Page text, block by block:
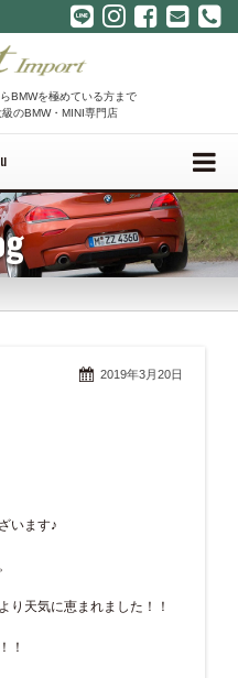
BMWを極めている方まで
のBMW・MINI専門店
2019年3月20日
います♪
り天気に恵まれました！！
！